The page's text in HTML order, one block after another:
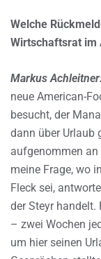
Welche
Wirtschaftsrat im
Markus
neue American-
besucht, der
dann über Urlaub
aufgenommen
meine Frage, wo
Fleck sei,
der Steyr handelt.
– zwei Wochen
um hier seinen